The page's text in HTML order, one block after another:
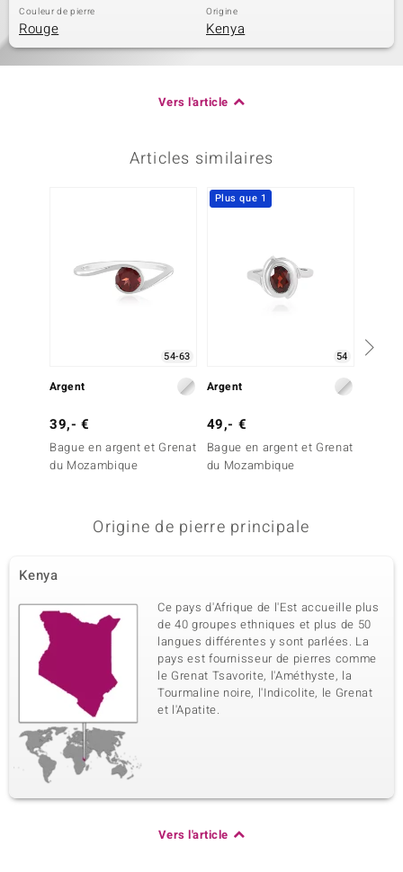
Couleur de pierre
Rouge
Origine
Kenya
Vers l'article
Articles similaires
54-63
Argent
39,- €
Bague en argent et Grenat
du Mozambique
Plus que 1
54
Argent
49,- €
Bague en argent et Grenat
du Mozambique
Origine de pierre principale
Kenya
Ce pays d'Afrique de l'Est accueille plus
de 40 groupes ethniques et plus de 50
langues différentes y sont parlées. La
pays est fournisseur de pierres comme
le Grenat Tsavorite, l'Améthyste, la
Tourmaline noire, l'Indicolite, le Grenat
et l'Apatite.
Vers l'article